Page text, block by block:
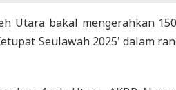
Utara bakal mengerahkan
Seulawah 2025' dalam